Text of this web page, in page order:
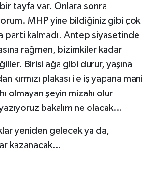
tayfa var. Onlara sonra
MHP yine bildiğiniz gibi çok
parti kalmadı. Antep siyasetinde
rağmen, bizimkiler kadar
Birisi ağa gibi durur, yaşına
kırmızı plakası ile iş yapana mani
olmayan şeyin mizahı olur
bakalım ne olacak…
yeniden gelecek ya da,
kazanacak…